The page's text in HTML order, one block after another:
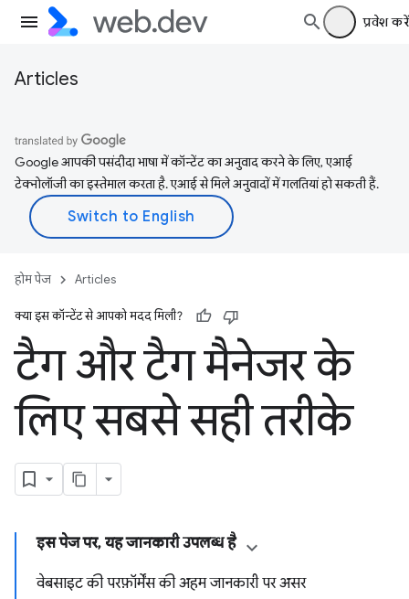
प्रवेश करें
Articles
Google आपकी पसंदीदा भाषा में कॉन्टेंट का अनुवाद करने के लिए, एआई
टेक्नोलॉजी का इस्तेमाल करता है. एआई से मिले अनुवादों में गलतियां हो सकती हैं.
होम पेज Articles
क्या इस कॉन्टेंट से आपको मदद मिली?
टैग और टैग मैनेजर के
लिए सबसे सही तरीके
इस पेज पर, यह जानकारी उपलब्ध है
वेबसाइट की परफ़ॉर्मेंस की अहम जानकारी पर असर